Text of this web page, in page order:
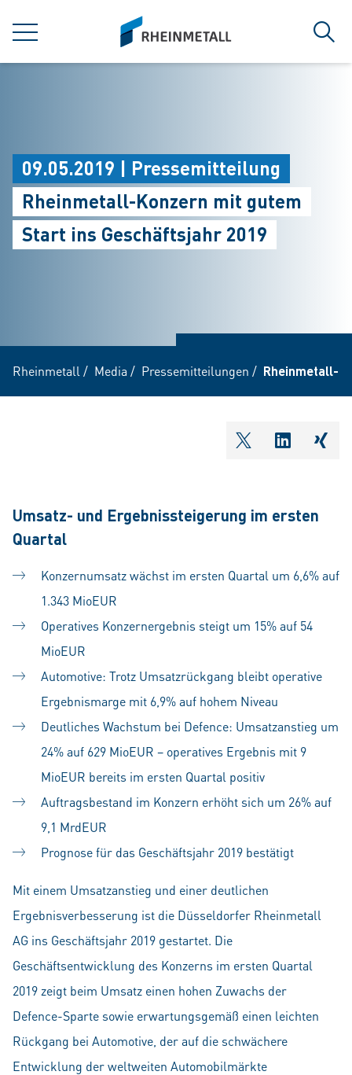
MENÜ
siteLogo
09.05.2019 | Pressemitteilung
Rheinmetall-Konzern mit gutem
Start ins Geschäftsjahr 2019
Rheinmetall / Media / Pressemitteilungen / Rheinmetall-
shareOntwitter
Umsatz- und Ergebnissteigerung im ersten
Quartal
Konzernumsatz wächst im ersten Quartal um 6,6% auf
1.343 MioEUR
Operatives Konzernergebnis steigt um 15% auf 54
MioEUR
Automotive: Trotz Umsatzrückgang bleibt operative
Ergebnismarge mit 6,9% auf hohem Niveau
Deutliches Wachstum bei Defence: Umsatzanstieg um
24% auf 629 MioEUR – operatives Ergebnis mit 9
MioEUR bereits im ersten Quartal positiv
Auftragsbestand im Konzern erhöht sich um 26% auf
9,1 MrdEUR
Prognose für das Geschäftsjahr 2019 bestätigt
Mit einem Umsatzanstieg und einer deutlichen
Ergebnisverbesserung ist die Düsseldorfer Rheinmetall
AG ins Geschäftsjahr 2019 gestartet. Die
Geschäftsentwicklung des Konzerns im ersten Quartal
2019 zeigt beim Umsatz einen hohen Zuwachs der
Defence-Sparte sowie erwartungsgemäß einen leichten
Rückgang bei Automotive, der auf die schwächere
Entwicklung der weltweiten Automobilmärkte